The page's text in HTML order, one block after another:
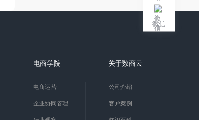
电商学院
电商运营
企业协同管理
关于数商云
公司介绍
客户案例
微信